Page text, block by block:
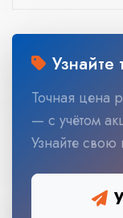
Узнайте
Точная цена
— с учётом
Узнайте свою